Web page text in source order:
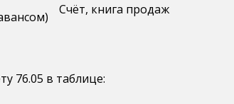
Счёт, книга продаж
76.05 в таблице: